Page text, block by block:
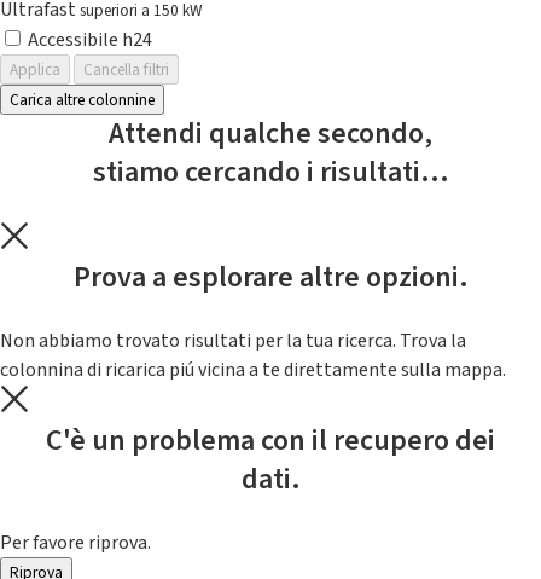
Ultrafast superiori a 150 kW
Accessibile h24
Applica
Cancella filtri
Carica altre colonnine
Attendi qualche secondo,
stiamo cercando i risultati...
Prova a esplorare altre opzioni.
Non abbiamo trovato risultati per la tua ricerca. Trova la
colonnina di ricarica piú vicina a te direttamente sulla mappa.
C'è un problema con il recupero dei
dati.
Per favore riprova.
Riprova